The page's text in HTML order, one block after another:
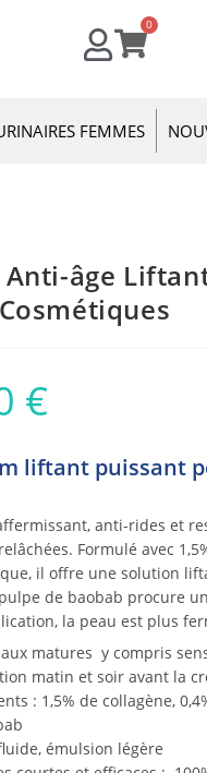
0
FEMMES
âge
€
liftant puissant
anti-rides et
Formulé avec
il offre une solution
pulpe de baobab procure
la peau est plus
matures y compris
matin et soir avant la
: 1,5% de collagène,
émulsion légère